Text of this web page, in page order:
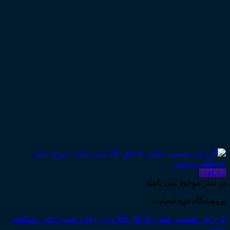
مشاهده
در انبار موجود نمی باشد
پژوهشگاه قوه قضاییه
گزارش نشست علمی قاچاق کالا و ارز (چاپ سوم) دکتر عبدالعلی